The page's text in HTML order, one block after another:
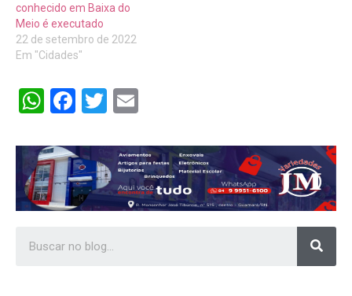
conhecido em Baixa do
Meio é executado
22 de setembro de 2022
Em "Cidades"
WhatsApp
Facebook
Twitter